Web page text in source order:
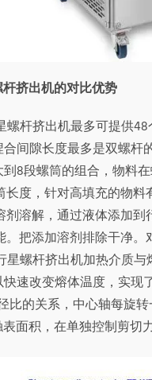
挤出机的对比优势
螺杆挤出机最多可提供
间隙长度最多是双螺杆
到8段螺筒的组合，物料
度，针对高填充的物料
溶解，通过液体添加
把添加溶剂排除干净。
星螺杆挤出机加热介质
速改变熔体温度，实现
比的关系，中心轴每旋
面积，在单独控制剪切